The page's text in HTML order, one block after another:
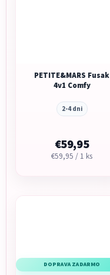
PETITE&MARS Fusak
4v1 Comfy
2-4 dni
€59,95
Jednotková
€59,95 / 1 ks
DOPRAVA ZADARMO